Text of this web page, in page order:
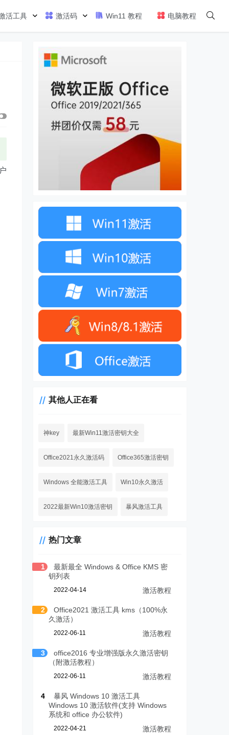
活工具 激活码 Win11 教程 电脑教程
其他人正在看
神key 最新Win11激活密钥大全
Office2021永久激活码 Office365激活密钥
Windows 全能激活工具 Win10永久激活
2022最新Win10激活密钥 暴风激活工具
热门文章
1
最新最全 Windows & Office KMS 密
钥列表
2022-04-14 激活教程
2
Office2021 激活工具 kms（100%永
久激活）
2022-06-11 激活教程
3
office2016 专业增强版永久激活密钥
（附激活教程）
2022-06-11 激活教程
4
暴风 Windows 10 激活工具
Windows 10 激活软件(支持 Windows
系统和 office 办公软件)
2022-04-21 激活教程